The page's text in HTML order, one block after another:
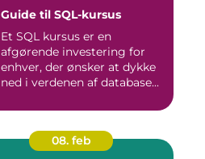
Guide til SQL-kursus
Et SQL kursus er en
afgørende investering for
enhver, der ønsker at dykke
ned i verdenen af database...
08. feb